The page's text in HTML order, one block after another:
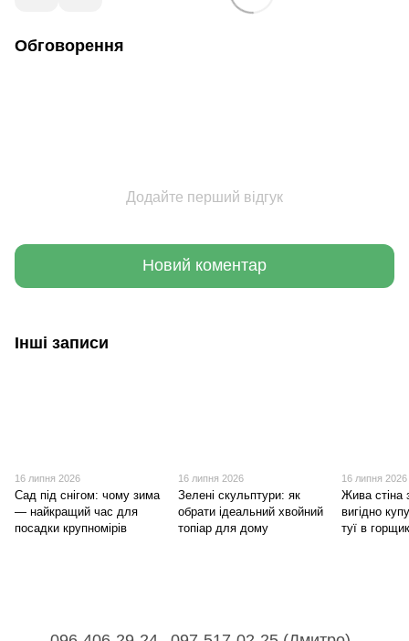
Обговорення
Додайте перший відгук
Новий коментар
Інші записи
16 липня 2026
Сад під снігом: чому зима
— найкращий час для
посадки крупномірів
16 липня 2026
Зелені скульптури: як
обрати ідеальний хвойний
топіар для дому
16 липня 2026
Жива стіна
вигідно
туї в